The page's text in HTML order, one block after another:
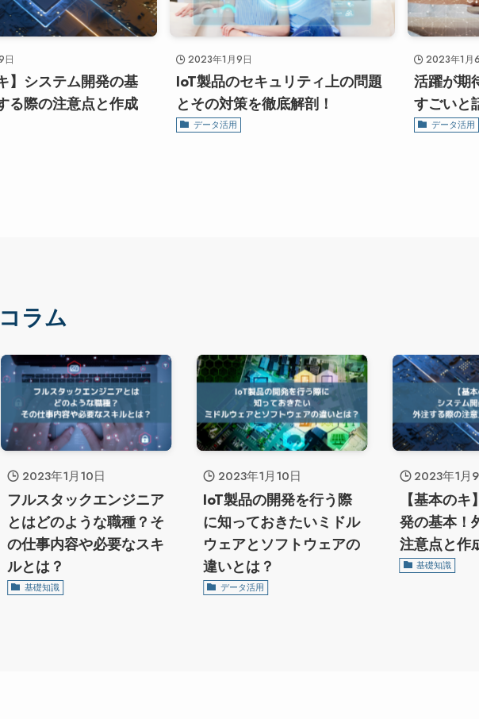
日
】システム開発の基
る際の注意点と作成
2023年1月9日
IoT製品のセキュリティ上の問題
とその対策を徹底解剖！
データ活用
2023年1月
活躍が期
すごいと
データ活用
ラム
2023年1月10日
フルスタックエンジニア
とはどのような職種？そ
の仕事内容や必要なスキ
ルとは？
基礎知識
2023年1月10日
IoT製品の開発を行う際
に知っておきたいミドル
ウェアとソフトウェアの
違いとは？
データ活用
2023年1月
【基本の
発の基本！
注意点と作
基礎知識